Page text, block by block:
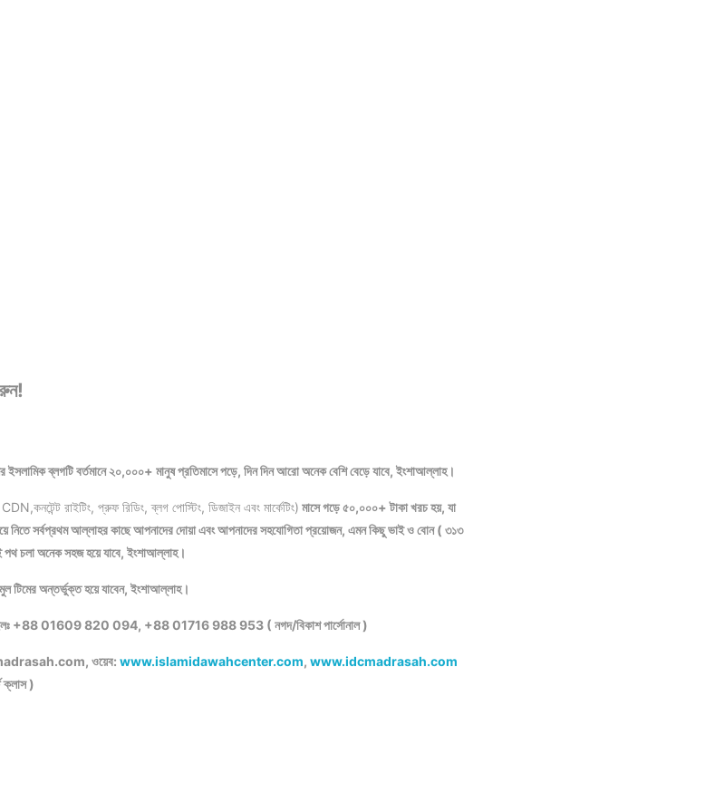
ইসলামিক ব্লগটি বর্তমানে ২০,০০০+ মানুষ প্রতিমাসে পড়ে, দিন দিন আরো অনেক বেশি বেড়ে যাবে, ইংশাআল্লাহ।
রাইটিং, প্রুফ রিডিং, ব্লগ পোস্টিং, ডিজাইন এবং মার্কেটিং) মাসে গড়ে ৫০,০০০+ টাকা খরচ হয়, যা
নিতে সর্বপ্রথম আল্লাহর কাছে আপনাদের দোয়া এবং আপনাদের সহযোগিতা প্রয়োজন, এমন কিছু ভাই ও বোন ( ৩১৩
পথ চলা অনেক সহজ হয়ে যাবে, ইংশাআল্লাহ।
টিমের অন্তর্ভুক্ত হয়ে যাবেন, ইংশাআল্লাহ।
+88 01609 820 094, +88 01716 988 953 ( নগদ/বিকাশ পার্সোনাল )
ওয়েব: www.islamidawahcenter.com, www.idcmadrasah.com
ক্লাস )